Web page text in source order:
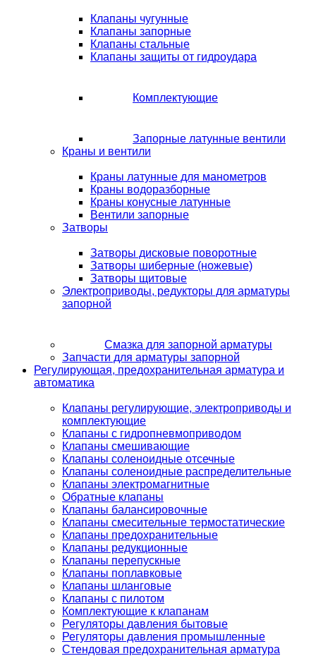
Клапаны чугунные
Клапаны запорные
Клапаны стальные
Клапаны защиты от гидроудара
Комплектующие
Запорные латунные вентили
Краны и вентили
Краны латунные для манометров
Краны водоразборные
Краны конусные латунные
Вентили запорные
Затворы
Затворы дисковые поворотные
Затворы шиберные (ножевые)
Затворы щитовые
Электроприводы, редукторы для арматуры
запорной
Смазка для запорной арматуры
Запчасти для арматуры запорной
Регулирующая, предохранительная арматура и
автоматика
Клапаны регулирующие, электроприводы и
комплектующие
Клапаны с гидропневмоприводом
Клапаны смешивающие
Клапаны соленоидные отсечные
Клапаны соленоидные распределительные
Клапаны электромагнитные
Обратные клапаны
Клапаны балансировочные
Клапаны смесительные термостатические
Клапаны предохранительные
Клапаны редукционные
Клапаны перепускные
Клапаны поплавковые
Клапаны шланговые
Клапаны с пилотом
Комплектующие к клапанам
Регуляторы давления бытовые
Регуляторы давления промышленные
Стендовая предохранительная арматура